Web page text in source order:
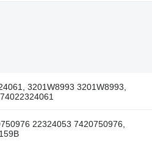
3201W8993 3201W8993,
22324053 7420750976,